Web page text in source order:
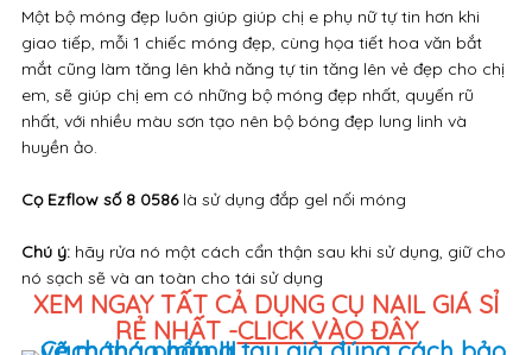
Một bộ móng đẹp luôn giúp giúp chị e phụ nữ tự tin hơn khi
giao tiếp, mỗi 1 chiếc móng đẹp, cùng họa tiết hoa văn bắt
mắt cũng làm tăng lên khả năng tự tin tăng lên vẻ đẹp cho chị
em, sẽ giúp chị em có những bộ móng đẹp nhất, quyến rũ
nhất, với nhiều màu sơn tạo nên bộ bóng đẹp lung linh và
huyền ảo.
Cọ Ezflow số 8 0586là sử dụng đắp gel nối móng
Chú ý:hãy rửa nó một cách cẩn thận sau khi sử dụng, giữ cho
nó sạch sẽ và an toàn cho tái sử dụng
XEM NGAY TẤT CẢ DỤNG CỤ NAIL GIÁ SỈ
RẺ NHẤT -CLICK VÀO ĐÂY